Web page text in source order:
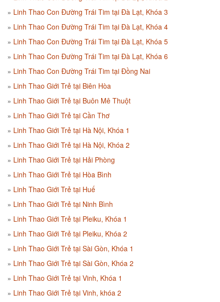
Linh Thao Con Đường Trái Tim tại Đà Lạt, Khóa 3
Linh Thao Con Đường Trái Tim tại Đà Lạt, Khóa 4
Linh Thao Con Đường Trái Tim tại Đà Lạt, Khóa 5
Linh Thao Con Đường Trái Tim tại Đà Lạt, Khóa 6
Linh Thao Con Đường Trái Tim tại Đồng Nai
Linh Thao Giới Trẻ tại Biên Hòa
Linh Thao Giới Trẻ tại Buôn Mê Thuột
Linh Thao Giới Trẻ tại Cần Thơ
Linh Thao Giới Trẻ tại Hà Nội, Khóa 1
Linh Thao Giới Trẻ tại Hà Nội, Khóa 2
Linh Thao Giới Trẻ tại Hải Phòng
Linh Thao Giới Trẻ tại Hòa Bình
Linh Thao Giới Trẻ tại Huế
Linh Thao Giới Trẻ tại Ninh Bình
Linh Thao Giới Trẻ tại Pleiku, Khóa 1
Linh Thao Giới Trẻ tại Pleiku, Khóa 2
Linh Thao Giới Trẻ tại Sài Gòn, Khóa 1
Linh Thao Giới Trẻ tại Sài Gòn, Khóa 2
Linh Thao Giới Trẻ tại Vinh, Khóa 1
Linh Thao Giới Trẻ tại Vinh, khóa 2